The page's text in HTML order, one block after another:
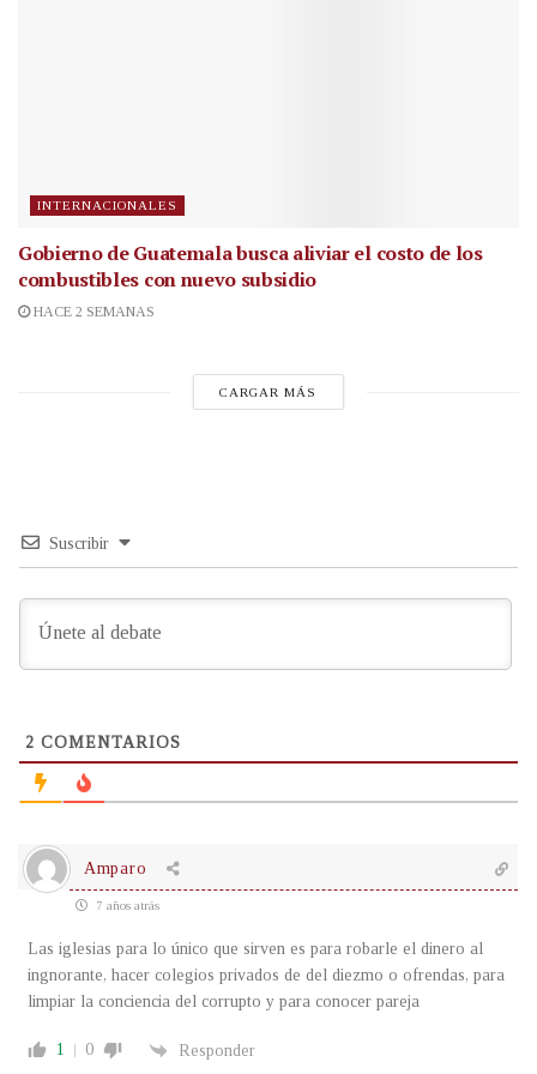
INTERNACIONALES
Gobierno de Guatemala busca aliviar el costo de los
combustibles con nuevo subsidio
HACE 2 SEMANAS
CARGAR MÁS
Suscribir
2 COMENTARIOS
Amparo
7 años atrás
Las iglesias para lo único que sirven es para robarle el dinero al
ingnorante, hacer colegios privados de del diezmo o ofrendas, para
limpiar la conciencia del corrupto y para conocer pareja
1 0 Responder